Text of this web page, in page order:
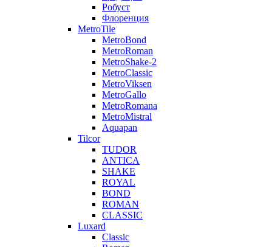
Робуст
Флоренция
MetroTile
MetroBond
MetroRoman
MetroShake-2
MetroClassic
MetroViksen
MetroGallo
MetroRomana
MetroMistral
Aquapan
Tilcor
TUDOR
ANTICA
SHAKE
ROYAL
BOND
ROMAN
CLASSIC
Luxard
Classic